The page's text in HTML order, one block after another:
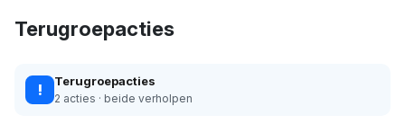
Terugroepacties
! Terugroepacties
2 acties · beide verholpen